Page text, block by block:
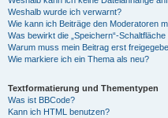
Weshalb wurde ich verwarnt?
Wie kann ich Beiträge den Moderatoren
Was bewirkt die „Speichern“-
Warum muss mein Beitrag erst
Wie markiere ich ein Thema als neu?
Textformatierung und Thementypen
Was ist BBCode?
Kann ich HTML benutzen?